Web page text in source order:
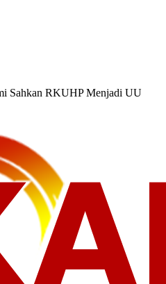
Sahkan RKUHP Menjadi UU